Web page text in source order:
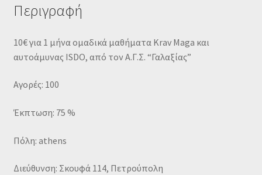
Περιγραφή
10€ για 1 μήνα ομαδικά μαθήματα Krav Maga και
αυτοάμυνας ISDO, από τον Α.Γ.Σ. “Γαλαξίας”
Αγορές: 100
Έκπτωση: 75 %
Πόλη: athens
Διεύθυνση: Σκουφά 114, Πετρούπολη